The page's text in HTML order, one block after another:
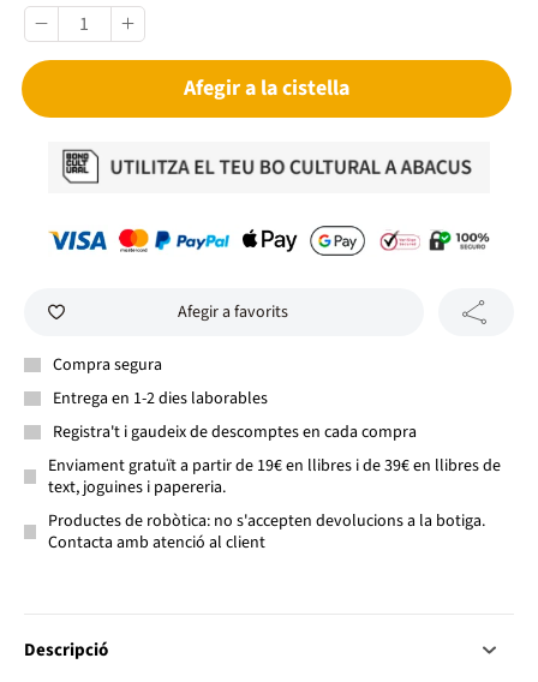
Afegir a la cistella
Afegir a favorits
Compra segura
Entrega en 1-2 dies laborables
Registra't i gaudeix de descomptes en cada compra
Enviament gratuït a partir de 19€ en llibres i de 39€ en llibres de
text, joguines i papereria.
Productes de robòtica: no s'accepten devolucions a la botiga.
Contacta amb atenció al client
Descripció